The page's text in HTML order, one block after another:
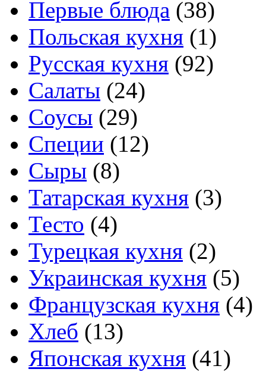
Первые блюда (38)
Польская кухня (1)
Русская кухня (92)
Салаты (24)
Соусы (29)
Специи (12)
Сыры (8)
Татарская кухня (3)
Тесто (4)
Турецкая кухня (2)
Украинская кухня (5)
Французская кухня (4)
Хлеб (13)
Японская кухня (41)